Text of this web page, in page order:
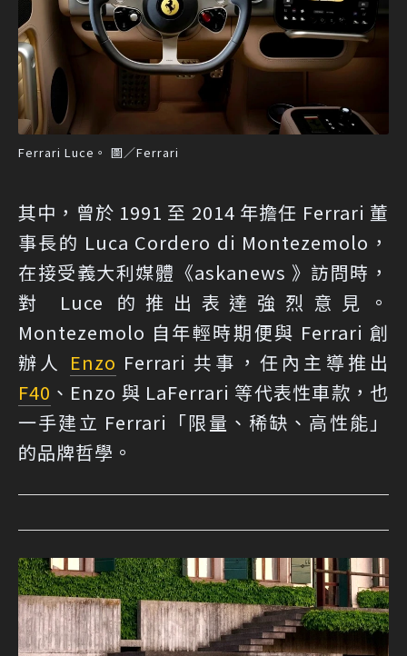
Ferrari Luce。 圖／Ferrari
其中，曾於 1991 至 2014 年擔任 Ferrari 董
事長的 Luca Cordero di Montezemolo，
在接受義大利媒體《askanews 》訪問時，
對 Luce 的推出表達強烈意見。
Montezemolo 自年輕時期便與 Ferrari 創
辦人 Enzo Ferrari 共事，任內主導推出
F40 、Enzo 與 LaFerrari 等代表性車款，也
一手建立 Ferrari「限量、稀缺、高性能」
的品牌哲學。